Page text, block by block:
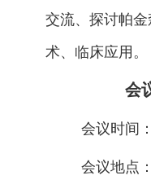
交流、探讨帕
术、临床应用。
会
会议时间
会议地点